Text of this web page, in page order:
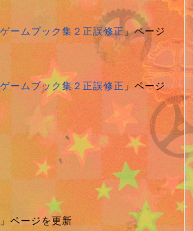
ームブック集２正誤修正」ページ
ームブック集２正誤修正」ページ
」ページを更新